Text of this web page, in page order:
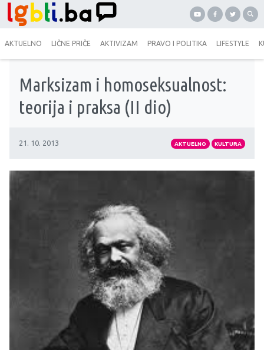
AKTUELNO LIČNE PRIČE AKTIVIZAM PRAVO I POLITIKA LIFESTYLE
Marksizam i homoseksualnost:
teorija i praksa (II dio)
21. 10. 2013 AKTUELNO KULTURA